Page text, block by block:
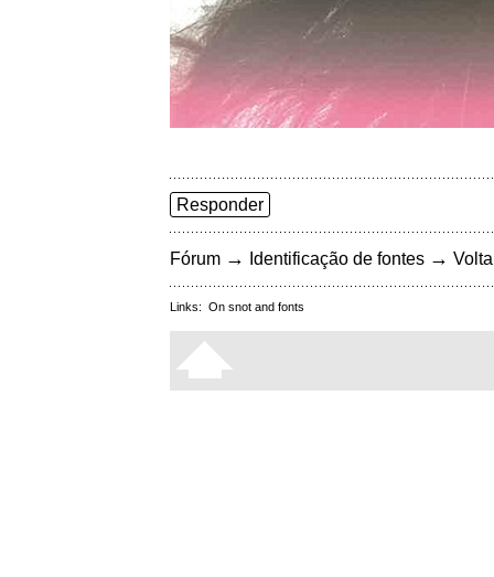
Responder
Fórum → Identificação de fontes →
Links: On snot and fonts